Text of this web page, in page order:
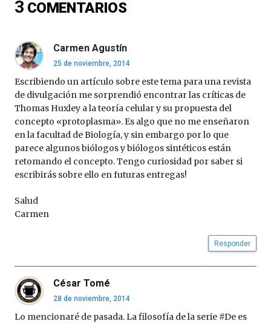
16
4
de
octubre.
La
iniciativa,
por
la
Cátedra…
3 COMENTARIOS
Carmen Agustín
25 de noviembre, 2014
Escribiendo un artículo sobre este tema para una revista
de divulgación me sorprendió encontrar las críticas de
Thomas Huxley a la teoría celular y su propuesta del
concepto «protoplasma». Es algo que no me enseñaron
en la facultad de Biología, y sin embargo por lo que
parece algunos biólogos y biólogos sintéticos están
retomando el concepto. Tengo curiosidad por saber si
escribirás sobre ello en futuras entregas!
Salud
Carmen
Responder
César Tomé
28 de noviembre, 2014
Lo mencionaré de pasada. La filosofía de la serie #De es